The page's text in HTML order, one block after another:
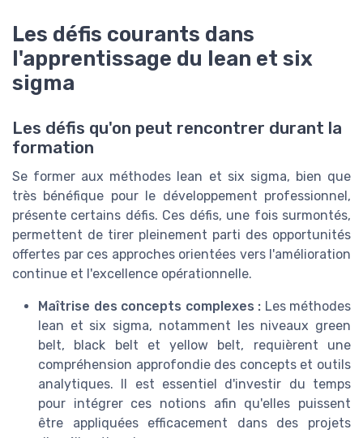
Les défis courants dans
l'apprentissage du lean et six
sigma
Les défis qu'on peut rencontrer durant la
formation
Se former aux méthodes lean et six sigma, bien que
très bénéfique pour le développement professionnel,
présente certains défis. Ces défis, une fois surmontés,
permettent de tirer pleinement parti des opportunités
offertes par ces approches orientées vers l'amélioration
continue et l'excellence opérationnelle.
Maîtrise des concepts complexes : Les méthodes
lean et six sigma, notamment les niveaux green
belt, black belt et yellow belt, requièrent une
compréhension approfondie des concepts et outils
analytiques. Il est essentiel d'investir du temps
pour intégrer ces notions afin qu'elles puissent
être appliquées efficacement dans des projets